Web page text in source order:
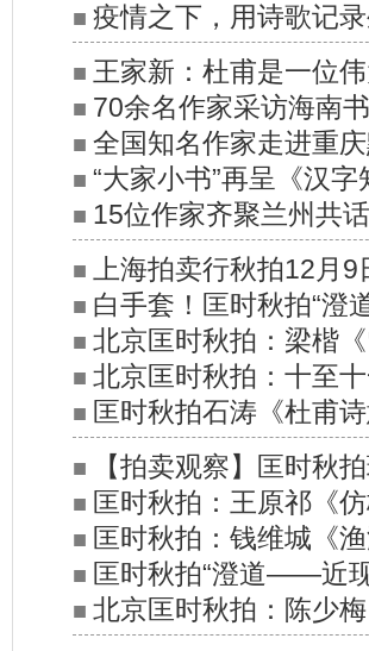
居首
■ 疫情之下，用诗歌记
■ 王家新：杜甫是一位
人
■ 70余名作家采访海南
■ 全国知名作家走进重
■ “大家小书”再呈《汉
汉字知识普及
■ 15位作家齐聚兰州共
■ 上海拍卖行秋拍12月
和珠宝、银器、钟表专
■ 白手套！匡时秋拍“
■ 北京匡时秋拍：梁楷
■ 北京匡时秋拍：十至
成交
■ 匡时秋拍石涛《杜甫
其作品拍卖纪录
■ 【拍卖观察】匡时秋
家们占稳市场基本盘
■ 匡时秋拍：王原祁《
交
■ 匡时秋拍：钱维城《
■ 匡时秋拍“澄道——近
■ 北京匡时秋拍：陈少